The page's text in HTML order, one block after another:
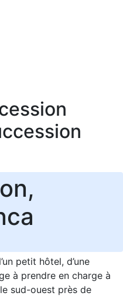
petit hôtel, d’une
à prendre en charge à
sud-ouest près de